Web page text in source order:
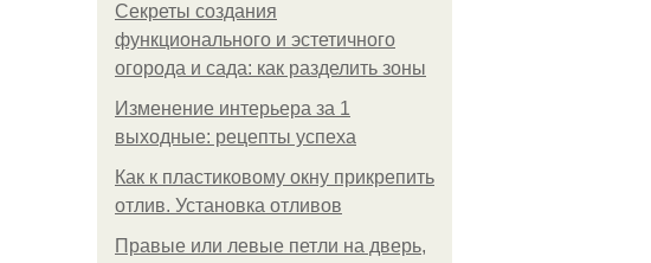
Секреты создания
функционального и эстетичного
огорода и сада: как разделить зоны
Изменение интерьера за 1
выходные: рецепты успеха
Как к пластиковому окну прикрепить
отлив. Установка отливов
Правые или левые петли на дверь,